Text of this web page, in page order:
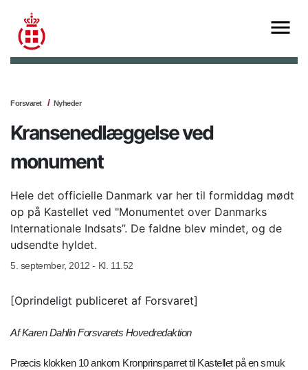
Forsvaret Nyheder
Kransenedlæggelse ved
monument
Hele det officielle Danmark var her til formiddag mødt
op på Kastellet ved "Monumentet over Danmarks
Internationale Indsats”. De faldne blev mindet, og de
udsendte hyldet.
5. september, 2012 - Kl. 11.52
[Oprindeligt publiceret af Forsvaret]
AfKaren DahlinForsvarets Hovedredaktion
Præcis klokken 10 ankom Kronprinsparret til Kastellet på en smuk